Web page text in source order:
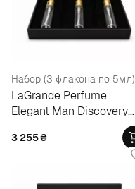
Набор (3 флакона по 5мл)
LaGrande Perfume
Elegant Man Discovery
3 255₴